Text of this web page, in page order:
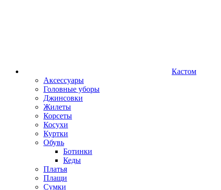
Кастом
Аксессуары
Головные уборы
Джинсовки
Жилеты
Корсеты
Косухи
Куртки
Обувь
Ботинки
Кеды
Платья
Плащи
Сумки